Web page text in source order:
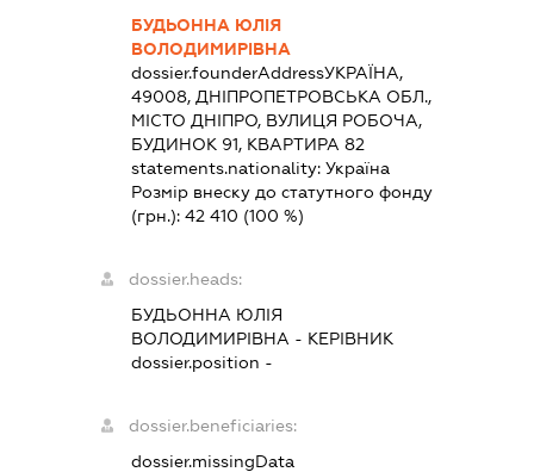
БУДЬОННА ЮЛІЯ
ВОЛОДИМИРІВНА
dossier.founderAddressУКРАЇНА,
49008, ДНІПРОПЕТРОВСЬКА ОБЛ.,
МІСТО ДНІПРО, ВУЛИЦЯ РОБОЧА,
БУДИНОК 91, КВАРТИРА 82
statements.nationality: Україна
Розмір внеску до статутного фонду
(грн.): 42 410 (100 %)
dossier.heads:
БУДЬОННА ЮЛІЯ
ВОЛОДИМИРІВНА - КЕРІВНИК
dossier.position -
dossier.beneficiaries:
dossier.missingData